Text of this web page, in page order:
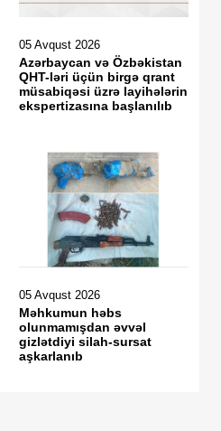
05 Avqust 2026
Azərbaycan və Özbəkistan
QHT-ləri üçün birgə qrant
müsabiqəsi üzrə layihələrin
ekspertizasına başlanılıb
05 Avqust 2026
Məhkumun həbs
olunmamışdan əvvəl
gizlətdiyi silah-sursat
aşkarlanıb